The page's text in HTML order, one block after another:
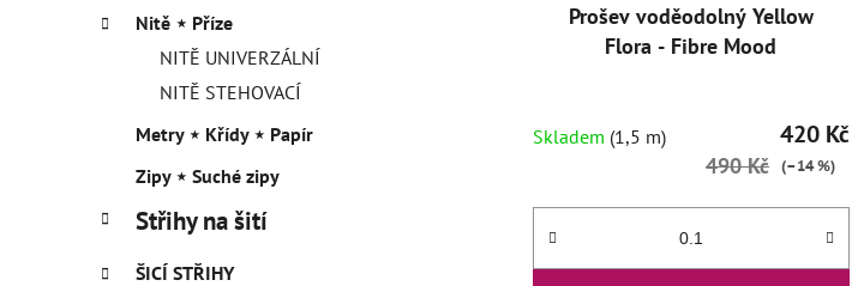
Nitě ⋆ Příze
NITĚ UNIVERZÁLNÍ
NITĚ STEHOVACÍ
Metry ⋆ Křídy ⋆ Papír
Zipy ⋆ Suché zipy
Střihy na šití
ŠICÍ STŘIHY
Prošev voděodolný Yellow
Flora - Fibre Mood
Skladem (1,5 m) 420 Kč
490 Kč (–14 %)